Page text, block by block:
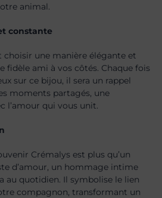
animal.
constante
choisir une manière élégante et
fidèle ami à vos côtés. Chaque fois
sur ce bijou, il sera un rappel
moments partagés, une
l’amour qui vous unit.
Crémalys est plus qu’un
d’amour, un hommage intime
au quotidien. Il symbolise le lien
compagnon, transformant un